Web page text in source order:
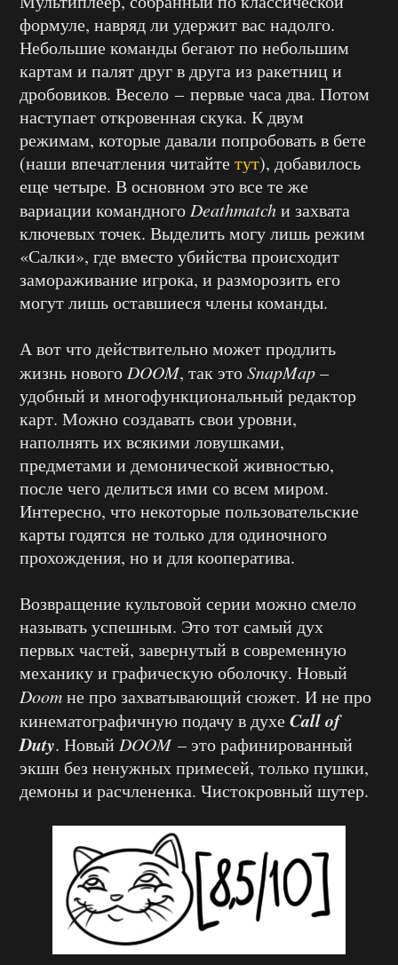
формуле, навряд ли удержит вас надолго.
Небольшие команды бегают по небольшим
картам и палят друг в друга из ракетниц и
дробовиков. Весело – первые часа два. Потом
наступает откровенная скука. К двум
режимам, которые давали попробовать в бете
(наши впечатления читайтетут), добавилось
еще четыре. В основном это все те же
вариации командного Deathmatchи захвата
ключевых точек. Выделить могу лишь режим
«Салки», где вместо убийства происходит
замораживание игрока, и разморозить его
могут лишь оставшиеся члены команды.
А вот что действительно может продлить
жизнь нового DOOM, так этоSnapMap–
удобный и многофункциональный редактор
карт. Можно создавать свои уровни,
наполнять их всякими ловушками,
предметами и демонической живностью,
после чего делиться ими со всем миром.
Интересно, что некоторые пользовательские
карты годятся не только для одиночного
прохождения, но и для кооператива.
Возвращение культовой серии можно смело
называть успешным. Это тот самый дух
первых частей, завернутый в современную
механику и графическую оболочку. Новый
Doomне про захватывающий сюжет. И не про
кинематографичную подачу в духеCallof
Duty. Новый DOOM– это рафинированный
экшн без ненужных примесей, только пушки,
демоны и расчлененка. Чистокровный шутер.